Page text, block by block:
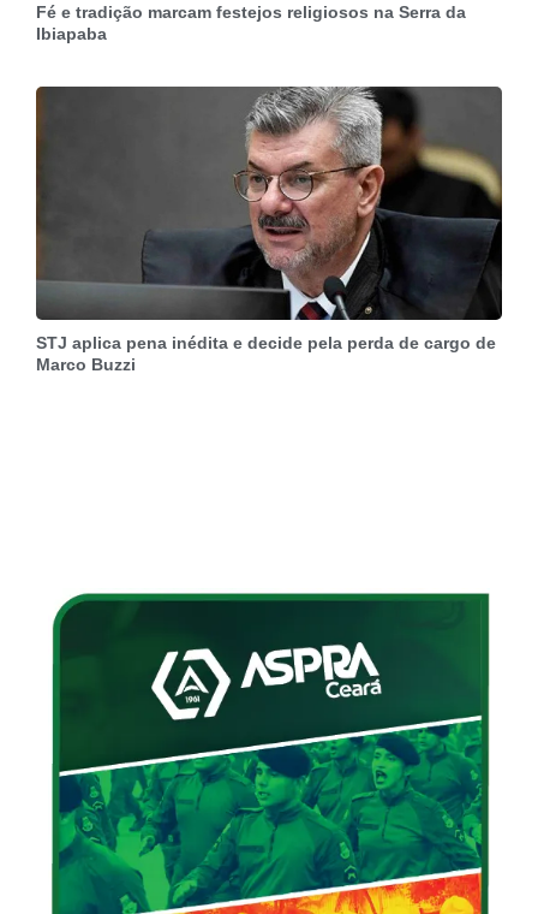
Fé e tradição marcam festejos religiosos na Serra da
Ibiapaba
STJ aplica pena inédita e decide pela perda de cargo de
Marco Buzzi